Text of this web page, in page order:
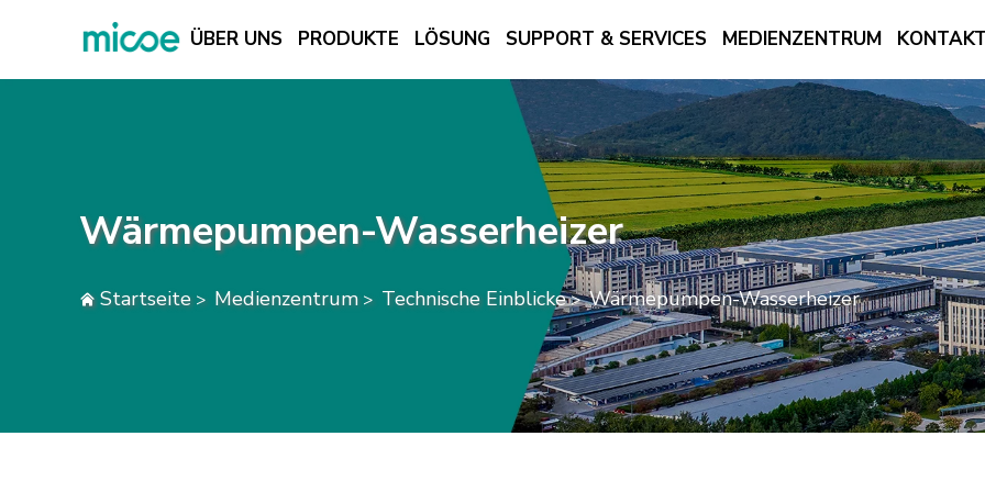
ÜBER UNS PRODUKTE LÖSUNG SUPPORT & SERVICES MEDIENZENTRUM
SUPPORT & SERVICES
KONTAKTIEREN SIE UNS
Wärmepumpen-Wasserheizer
Startseite> Medienzentrum> Technische Einblicke>Wärmepumpen-Wasserheizer